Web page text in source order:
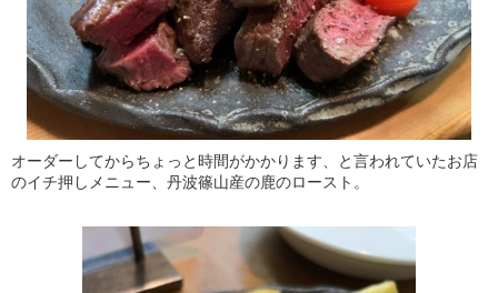
オーダーしてからちょっと時間がかかります、と言われていたお店
のイチ押しメニュー、丹波篠山産の鹿のロースト。